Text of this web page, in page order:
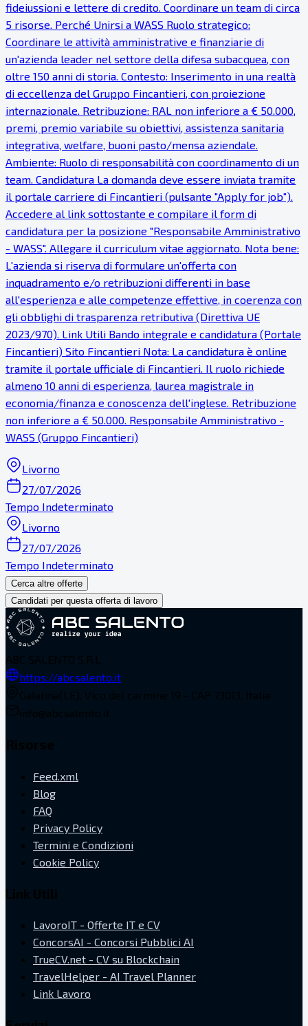
fideiussioni e lettere di credito. Coordinare un team di circa
5 risorse. Perché Unirsi a WASS Ruolo strategico:
Coordinare le attività amministrative e finanziarie di
un'azienda leader nel settore della difesa subacquea, con
oltre 150 anni di storia. Contesto: Inserimento in una realtà
di eccellenza del Gruppo Fincantieri, con proiezione
internazionale. Retribuzione: RAL non inferiore a € 50.000,
premi, premio variabile su obiettivi, assistenza sanitaria
integrativa, welfare, buoni pasto/mensa aziendale.
Ambiente: Ruolo di responsabilità con coordinamento di un
team. Candidatura La domanda deve essere inviata tramite
il portale carriere di Fincantieri (pulsante "Apply for job").
Accedere al link sottostante e compilare il form di
candidatura per la posizione "Responsabile Amministrativo
- WASS". Allegare il curriculum vitae aggiornato. Nota bene:
L'azienda si riserva di formulare un'offerta con
inquadramento e/o retribuzioni differenti in base
all'esperienza e alle competenze effettive, in coerenza con
gli obblighi di trasparenza retributiva (Direttiva UE
2023/970). Link Utili Bando integrale e candidatura (Portale
Fincantieri) Sito Fincantieri Nota: La candidatura è online
tramite il portale ufficiale di Fincantieri. Il ruolo richiede
almeno 10 anni di esperienza, laurea magistrale in
economia/finanza e conoscenza dell'inglese. Retribuzione
non inferiore a € 50.000. Responsabile Amministrativo -
WASS (Gruppo Fincantieri)
Livorno
27/07/2026
Tempo Indeterminato
Livorno
27/07/2026
Tempo Indeterminato
Cerca altre offerte
Candidati per questa offerta di lavoro
https://abcsalento.it
Feed.xml
Blog
FAQ
Privacy Policy
Termini e Condizioni
Cookie Policy
LavoroIT - Offerte IT e CV
ConcorsAI - Concorsi Pubblici AI
TrueCV.net - CV su Blockchain
TravelHelper - AI Travel Planner
Link Lavoro